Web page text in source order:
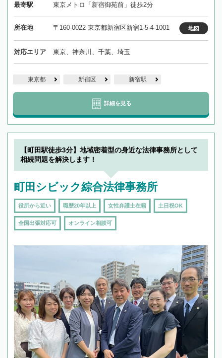
最寄駅 東京メトロ「新宿御苑前」徒歩2分
所在地 〒160-0022 東京都新宿区新宿1-5-4-1001 地図
対応エリア 東京、神奈川、千葉、埼玉
東京都 新宿区 新宿駅
詳細を見る
【町田駅徒歩3分】地域密着型の身近な法律事務所として
相続問題を解決します！
町田シビック綜合法律事務所
役所から近い 職歴20年以上 女性弁護士在籍 土日祝OK
全国出張対応可 オンライン相談可